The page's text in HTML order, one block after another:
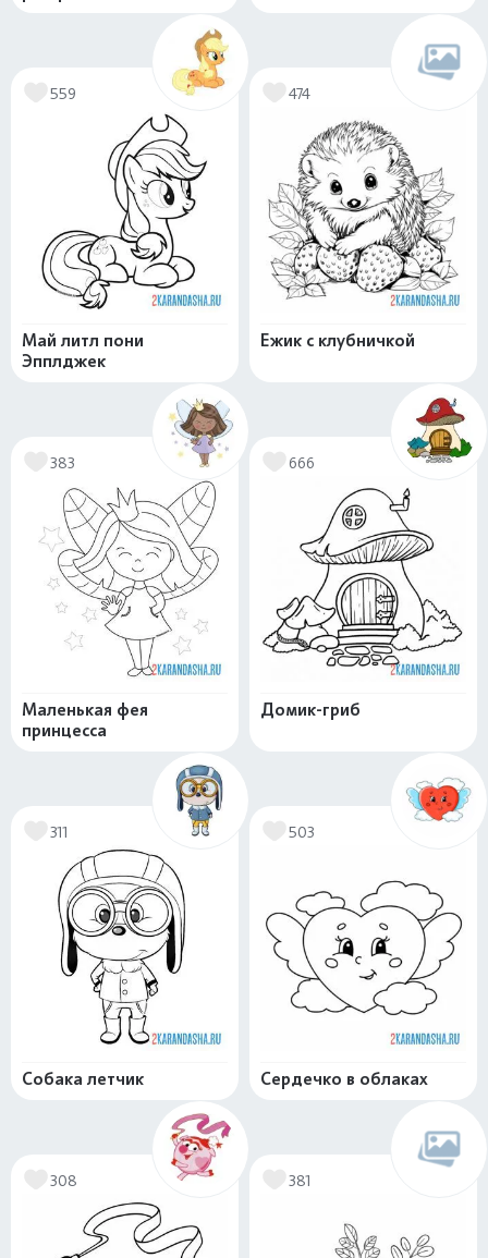
559
Май литл пони
Эпплджек
474
Ежик с клубничкой
383
Маленькая фея
принцесса
666
Домик-гриб
311
Собака летчик
503
Сердечко в облаках
308 381